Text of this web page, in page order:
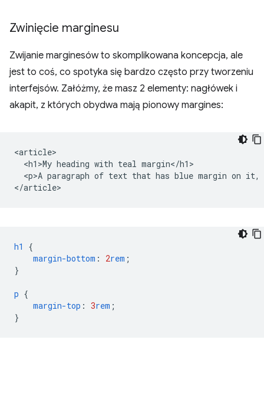
Zwinięcie marginesu
Zwijanie marginesów to skomplikowana koncepcja, ale
jest to coś, co spotyka się bardzo często przy tworzeniu
interfejsów. Załóżmy, że masz 2 elementy: nagłówek i
akapit, z których obydwa mają pionowy margines:
<article>
  <h1>My heading with teal margin</h1>
<p>A paragraph of text that has blue margin on
h1
{
margin-bottom : 2rem ;
}
p {
margin-top : 3rem ;
}